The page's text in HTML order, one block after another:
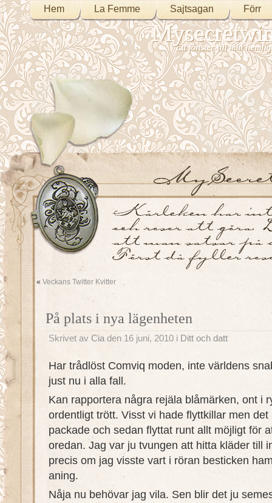
Hem La Femme Sajtsagan Förr
Ett fönster till min
« Veckans Twitter Kvitter
På plats i nya lägenheten
Skrivet av Cia den 16 juni, 2010 i Ditt och datt
Har trådlöst Comviq moden, inte världens
just nu i alla fall.
Kan rapportera några rejäla blåmärken, ont i
ordentligt trött. Visst vi hade flyttkillar men
packade och sedan flyttat runt allt möjligt för
oredan. Jag var ju tvungen att hitta kläder till
precis om jag visste vart i röran besticken
aning.
Nåja nu behövar jag vila. Sen blir det ju